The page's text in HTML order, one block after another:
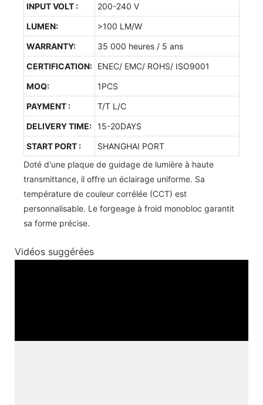
INPUT VOLT :
200-240 V
LUMEN:
>100 LM/W
WARRANTY:
35 000 heures / 5 ans
CERTIFICATION: ENEC/ EMC/ ROHS/ ISO9001
MOQ:
1PCS
PAYMENT :
T/T L/C
DELIVERY TIME: 15-20DAYS
START PORT :
SHANGHAI PORT
Doté d'une plaque de guidage de lumière à haute
transmittance, il offre un éclairage uniforme. Sa
température de couleur corrélée (CCT) est
personnalisable. Le forgeage à froid monobloc garantit
sa forme précise.
Vidéos suggérées